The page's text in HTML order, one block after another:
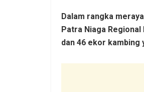
Dalam rangka
Patra Niaga
dan 46 ekor kambing